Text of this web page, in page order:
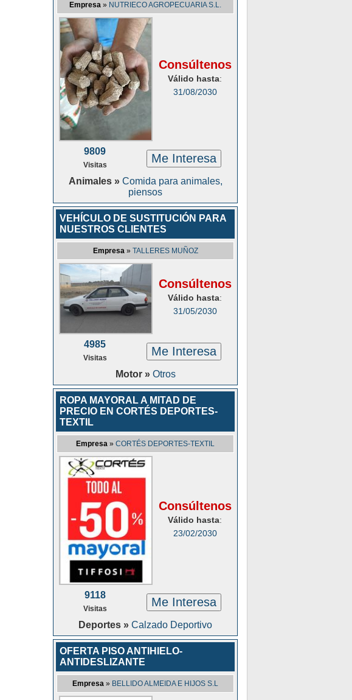
Empresa » NUTRIECO AGROPECUARIA S.L.
Consúltenos
Válido hasta:
31/08/2030
9809
Visitas Me Interesa
Animales » Comida para animales,
piensos
VEHÍCULO DE SUSTITUCIÓN PARA
NUESTROS CLIENTES
Empresa» TALLERES MUÑOZ
Consúltenos
Válido hasta:
31/05/2030
4985
Visitas Me Interesa
Motor » Otros
ROPA MAYORAL A MITAD DE
PRECIO EN CORTÉS DEPORTES-
TEXTIL
Empresa » CORTÉS DEPORTES-TEXTIL
Consúltenos
Válido hasta:
23/02/2030
9118
Visitas Me Interesa
Deportes » Calzado Deportivo
OFERTA PISO ANTIHIELO-
ANTIDESLIZANTE
Empresa » BELLIDO ALMEIDA E HIJOS S.L